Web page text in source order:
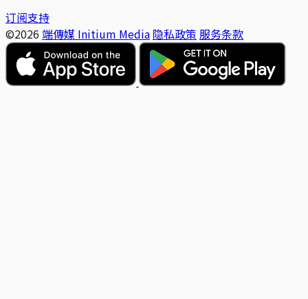
订阅支持
©2026 端傳媒 Initium Media 隐私政策 服务条款